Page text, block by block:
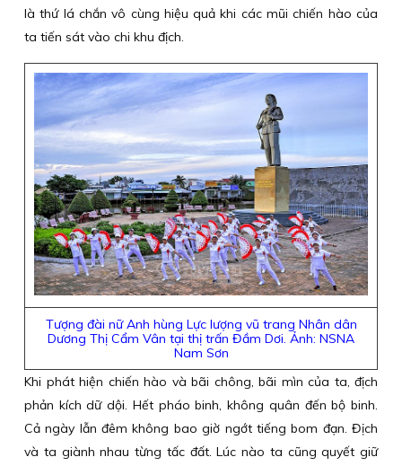
là thứ lá chắn vô cùng hiệu quả khi các mũi chiến hào của
ta tiến sát vào chi khu địch.
Tượng đài nữ Anh hùng Lực lượng vũ trang Nhân dân
Dương Thị Cẩm Vân tại thị trấn Đầm Dơi. Ảnh: NSNA
Nam Sơn
Khi phát hiện chiến hào và bãi chông, bãi mìn của ta, địch
phản kích dữ dội. Hết pháo binh, không quân đến bộ binh.
Cả ngày lẫn đêm không bao giờ ngớt tiếng bom đạn. Địch
và ta giành nhau từng tấc đất. Lúc nào ta cũng quyết giữ